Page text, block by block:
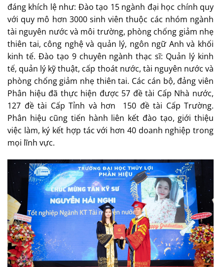
đáng khích lệ như: Đào tạo 15 ngành đại học chính quy
với quy mô hơn 3000 sinh viên thuộc các nhóm ngành
tài nguyên nước và môi trường, phòng chống giảm nhẹ
thiên tai, công nghệ và quản lý, ngôn ngữ Anh và khối
kinh tế. Đào tạo 9 chuyên ngành thạc sĩ: Quản lý kinh
tế, quản lý kỹ thuật, cấp thoát nước, tài nguyên nước và
phòng chống giảm nhẹ thiên tai. Các cán bộ, đảng viên
Phân hiệu đã thực hiện được 57 đề tài Cấp Nhà nước,
127 đề tài Cấp Tỉnh và hơn 150 đề tài Cấp Trường.
Phân hiệu cũng tiến hành liên kết đào tạo, giới thiệu
việc làm, ký kết hợp tác với hơn 40 doanh nghiệp trong
mọi lĩnh vực.